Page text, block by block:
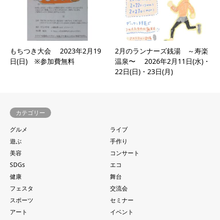
もちつき大会 2023年2月19
日(日) ※参加費無料
2月のランナーズ銭湯 ～寿楽
温泉〜 2026年2月11日(水)・
22日(日)・23日(月)
カテゴリー
グルメ
ライブ
遊ぶ
手作り
美容
コンサート
SDGs
エコ
健康
舞台
フェスタ
交流会
スポーツ
セミナー
アート
イベント